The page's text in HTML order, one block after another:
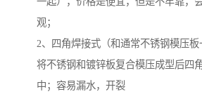
观；
2、四角焊接式（和通常不锈钢模压
将不锈钢和镀锌板复合模压成型后四
中；容易漏水，开裂